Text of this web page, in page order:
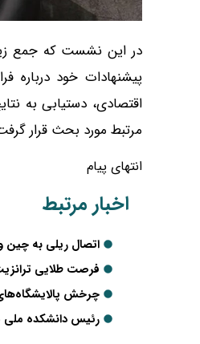
در این نشست که جمع
پیشنهادات خود درباره
اقتصادی، دستیابی به
مرتبط مورد بحث قرار
انتهای پیام
اخبار مرتبط
اتصال ریلی به چین
فرصت طلایی
چرخش
رئیس دانشکده ملی